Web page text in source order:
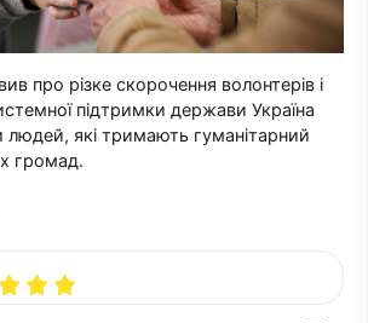
про різке скорочення волонтерів і
підтримки держави Україна
людей, які тримають гуманітарний
громад.